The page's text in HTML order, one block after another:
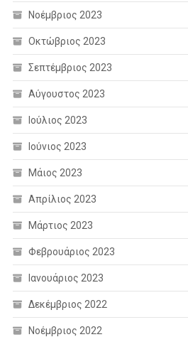
Νοέμβριος 2023
Οκτώβριος 2023
Σεπτέμβριος 2023
Αύγουστος 2023
Ιούλιος 2023
Ιούνιος 2023
Μάιος 2023
Απρίλιος 2023
Μάρτιος 2023
Φεβρουάριος 2023
Ιανουάριος 2023
Δεκέμβριος 2022
Νοέμβριος 2022